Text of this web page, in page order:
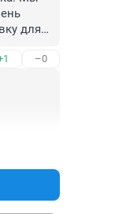
для
С
- то
–0